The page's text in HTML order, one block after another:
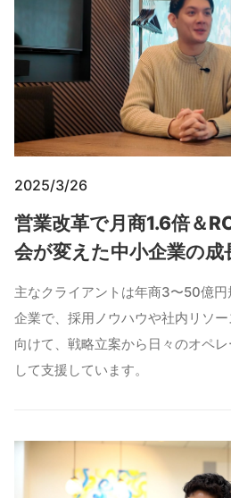
2025/3/26
営業改革で月商1.6倍＆
会が変えた中小企業の成
主なクライアントは年商3〜50億
企業で、採用ノウハウや社内リソ
向けて、戦略立案から日々のオペ
して支援しています。